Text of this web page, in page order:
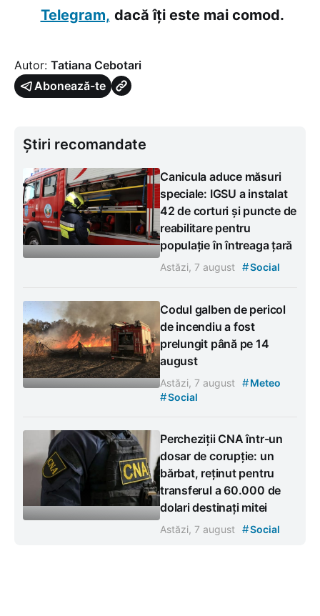
Telegram, dacă îți este mai comod.
Autor: Tatiana Cebotari
Abonează-te
Știri recomandate
Canicula aduce măsuri
speciale: IGSU a instalat
42 de corturi și puncte de
reabilitare pentru
populație în întreaga țară
Astăzi, 7 august #Social
Codul galben de pericol
de incendiu a fost
prelungit până pe 14
august
Astăzi, 7 august #Meteo
#Social
Percheziții CNA într-un
dosar de corupție: un
bărbat, reținut pentru
transferul a 60.000 de
dolari destinați mitei
Astăzi, 7 august #Social